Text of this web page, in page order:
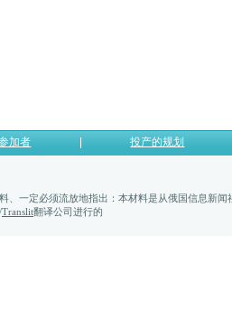
加者 投产的规划
、一定必须流放地指出：本材料是从俄国信息新闻
Translit翻译公司进行的